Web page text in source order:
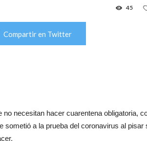
45
Compartir en Twitter
necesitan hacer cuarentena obligatoria,
sometió a la prueba del coronavirus al pisar